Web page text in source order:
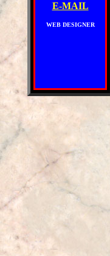
E-MAIL
WEB DESIGNER